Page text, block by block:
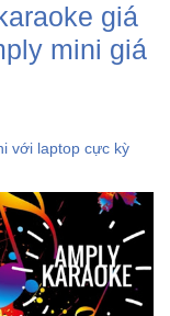
giá
mini giá
với laptop cực kỳ